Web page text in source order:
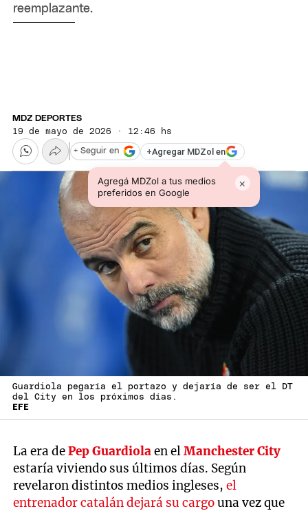
reemplazante.
MDZ DEPORTES
19 de mayo de 2026 · 12:46 hs
+Agregar MDZol en
Agregá MDZol a tus medios
preferidos en Google
×
+ Seguir en
Guardiola pegaría el portazo y dejaría de ser el DT
del City en los próximos días.
EFE
La era dePep Guardiolaen elManchester City
estaría viviendo sus últimos días. Según
revelaron distintos medios ingleses,el
entrenador catalán dejará su cargouna vez que